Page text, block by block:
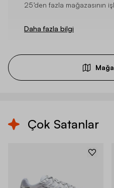
25’den fazla mağazasının
Daha fazla bilgi
Çok Satanlar